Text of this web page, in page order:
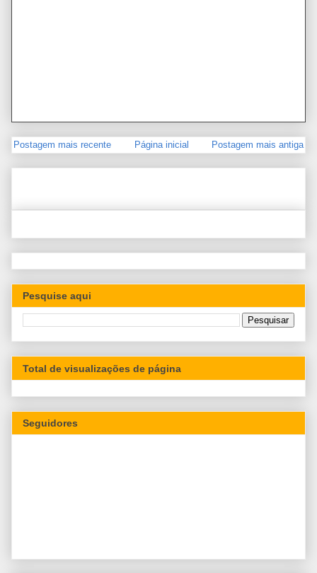
Postagem mais recente Postagem mais antiga
Página inicial
Pesquise aqui
Total de visualizações de página
Seguidores